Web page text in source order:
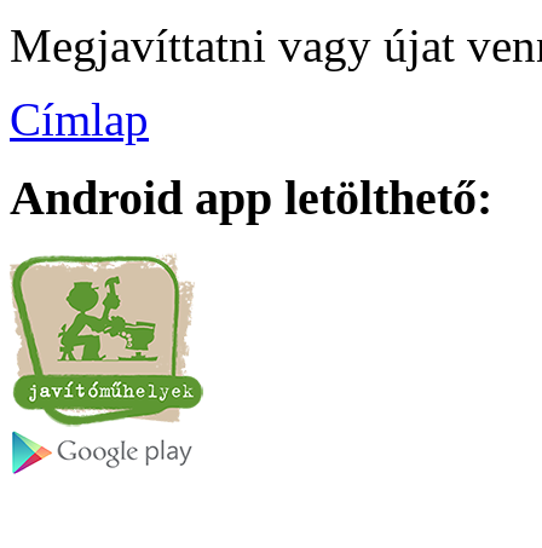
Megjavíttatni vagy újat
Címlap
Android app letölthető: